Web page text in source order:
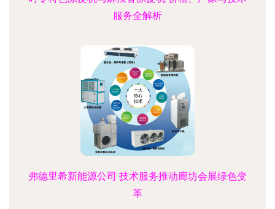
服务全解析
弗德里希新能源公司 技术服务推动廊坊会展绿色变
革